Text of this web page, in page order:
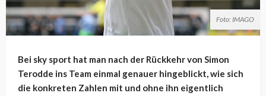
Foto: IMAGO
Bei sky sport hat man nach der Rückkehr von Simon
Terodde ins Team einmal genauer hingeblickt, wie sich
die konkreten Zahlen mit und ohne ihn eigentlich